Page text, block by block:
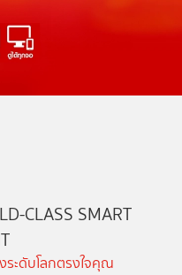
CLASS SMART
ะดับโลกตรงใจคุณ